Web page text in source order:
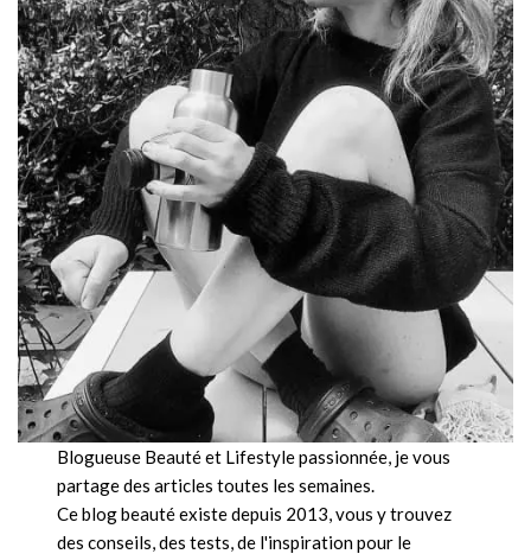
Blogueuse Beauté et Lifestyle passionnée, je vous
partage des articles toutes les semaines.
Ce blog beauté existe depuis 2013, vous y trouvez
des conseils, des tests, de l'inspiration pour le